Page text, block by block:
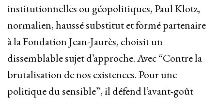
institutionnelles ou géopolitiques, Paul Klotz,
normalien, haussé substitut et formé partenaire
à la Fondation Jean-Jaurès, choisit un
dissemblable sujet d’approche. Avec “Contre la
brutalisation de nos existences. Pour une
politique du sensible”, il défend l’avant-goût